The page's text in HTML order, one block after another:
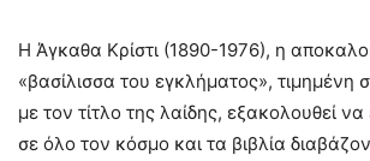
Η Άγκαθα Κρίστι (1890-1976), η
«βασίλισσα του εγκλήματος», τιμημένη
με τον τίτλο της λαίδης, εξακολουθεί να
σε όλο τον κόσμο και τα βιβλία